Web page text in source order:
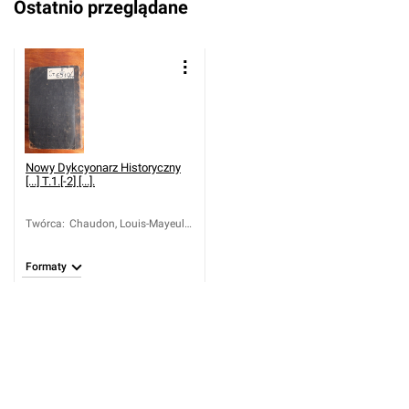
Ostatnio przeglądane
Nowy Dykcyonarz Historyczny
[...] T.1.[-2] [...].
Twórca: Chaudon, Louis-Mayeul
Formaty